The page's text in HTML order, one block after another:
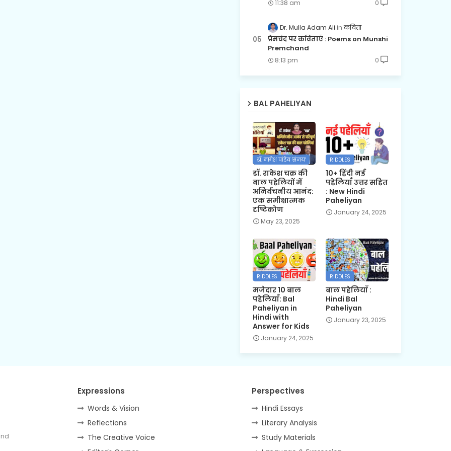
11:38 am 0
Dr. Mulla Adam Ali कविता
प्रेमचंद पर कविताएँ : Poems on Munshi
Premchand
8:13 pm 0
BAL PAHELIYAN
डॉ. नागेश पांडेय 'संजय'
डॉ. राकेश चक्र की
बाल पहेलियों में
अनिर्वचनीय आनंद:
एक समीक्षात्मक
दृष्टिकोण
May 23, 2025
RIDDLES
10+ हिंदी नई
पहेलियाँ उत्तर सहित
: New Hindi
Paheliyan
January 24, 2025
RIDDLES
मजेदार 10 बाल
पहेलियाँ: Bal
Paheliyan in
Hindi with
Answer for Kids
January 24, 2025
RIDDLES
बाल पहेलियाँ :
Hindi Bal
Paheliyan
January 23, 2025
Expressions
Words & Vision
Reflections
The Creative Voice
Perspectives
Hindi Essays
Literary Analysis
Study Materials